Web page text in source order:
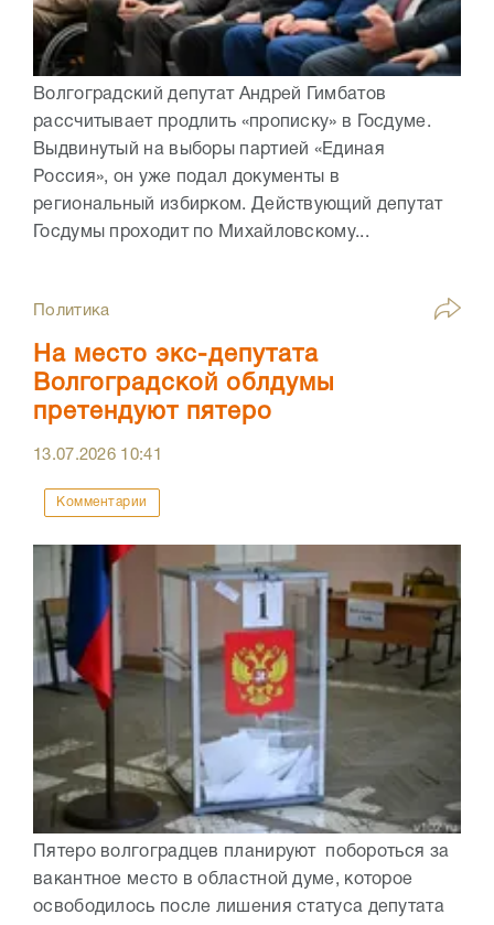
Волгоградский депутат Андрей Гимбатов
рассчитывает продлить «прописку» в Госдуме.
Выдвинутый на выборы партией «Единая
Россия», он уже подал документы в
региональный избирком. Действующий депутат
Госдумы проходит по Михайловскому...
Политика
На место экс-депутата
Волгоградской облдумы
претендуют пятеро
13.07.2026 10:41
Комментарии
Пятеро волгоградцев планируют побороться за
вакантное место в областной думе, которое
освободилось после лишения статуса депутата